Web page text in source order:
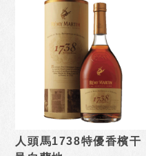
人頭馬1738特優香檳干